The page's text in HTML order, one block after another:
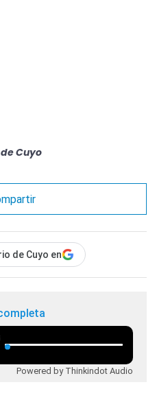
Cuyo
de Cuyo en
Powered by Thinkindot Audio